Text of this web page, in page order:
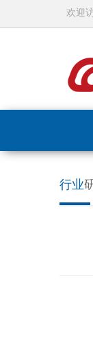
欢迎
行业